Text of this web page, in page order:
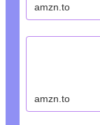
amzn.to
amzn.to